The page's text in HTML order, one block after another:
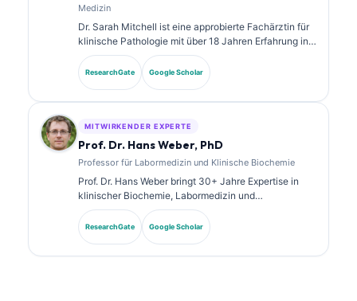
Medizin
Dr. Sarah Mitchell ist eine approbierte Fachärztin für
klinische Pathologie mit über 18 Jahren Erfahrung in
der Labormedizin und in der diagnostischen Analyse.
Sie verfügt über Spezialzertifizierungen in klinischer
Chemie und hat umfangreich zu Biomarker-Panels
ResearchGate Google Scholar
MITWIRKENDER EXPERTE
Prof. Dr. Hans Weber, PhD
Professor für Labormedizin und Klinische Biochemie
Prof. Dr. Hans Weber bringt 30+ Jahre Expertise in
klinischer Biochemie, Labormedizin und
Biomarkerforschung mit. Als ehemaliger Präsident der
Deutschen Gesellschaft für Klinische Chemie ist er
auf die Analyse diagnostischer Panels und auf KI-
ResearchGate Google Scholar